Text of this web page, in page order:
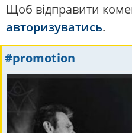
Щоб відправити
авторизуватись.
#promotion